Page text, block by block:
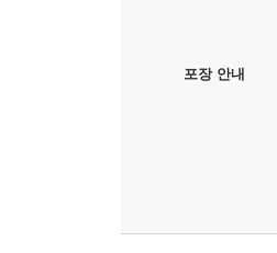
포장 안내